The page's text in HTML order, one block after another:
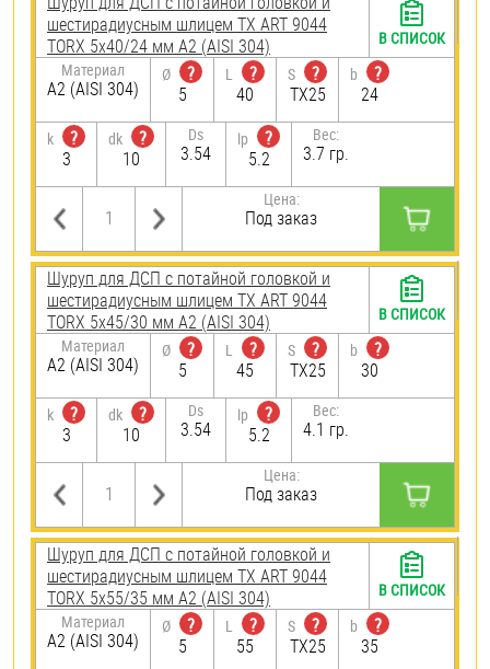
шестирадиусным шлицем TX ART 9044
TORX 5х40/24 мм А2 (AISI 304)
Материал
А2 (AISI 304)
Ø
?
5
L
?
40
S
?
TX25
b
?
24
k
?
3
dk
?
10
Ds
3.54
lp
?
5.2
Вес:
3.7 гр.
Цена:
Под заказ
В СПИСОК
Шуруп для ДСП с потайной головкой и
шестирадиусным шлицем TX ART 9044
TORX 5х45/30 мм А2 (AISI 304)
Материал
А2 (AISI 304)
Ø
?
5
L
?
45
S
?
TX25
b
?
30
k
?
3
dk
?
10
Ds
3.54
lp
?
5.2
Вес:
4.1 гр.
Цена:
Под заказ
В СПИСОК
Шуруп для ДСП с потайной головкой и
шестирадиусным шлицем TX ART 9044
TORX 5х55/35 мм А2 (AISI 304)
Материал
А2 (AISI 304)
Ø
?
5
L
?
55
S
?
TX25
b
?
35
В СПИСОК